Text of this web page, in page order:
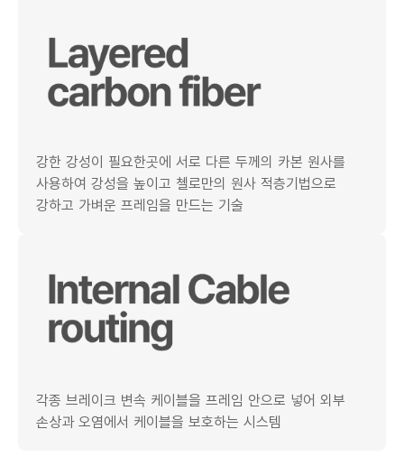
강한 강성이 필요한곳에 서로 다른 두께의 카본 원사를
사용하여 강성을 높이고 첼로만의 원사 적층기법으로
강하고 가벼운 프레임을 만드는 기술
각종 브레이크 변속 케이블을 프레임 안으로 넣어 외부
손상과 오염에서 케이블을 보호하는 시스템